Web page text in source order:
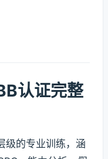
认证完整
级的专业训练，涵